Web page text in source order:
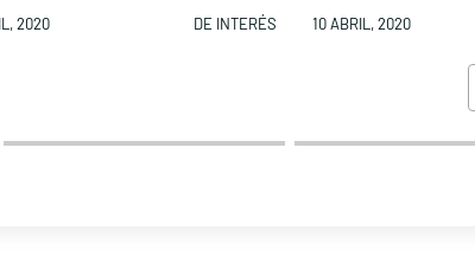
2020 DE INTERÉS 10 ABRIL, 2020